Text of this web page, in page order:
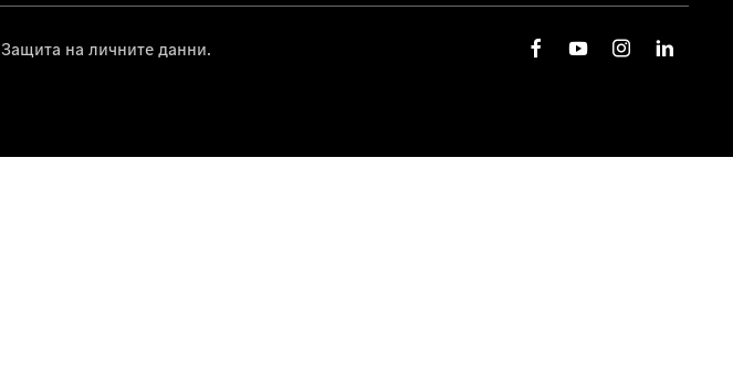
Защита на личните данни.